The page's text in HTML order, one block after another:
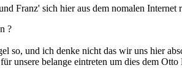
Franz' sich hier aus dem nomalen
?
so, und ich denke nicht das wir uns hier
unsere belange eintreten um dies dem